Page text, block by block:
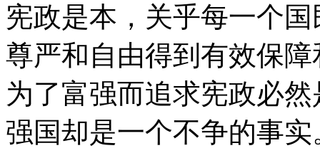
宪政是本，关乎每一个
尊严和自由得到有效保
为了富强而追求宪政必
强国却是一个不争的事实